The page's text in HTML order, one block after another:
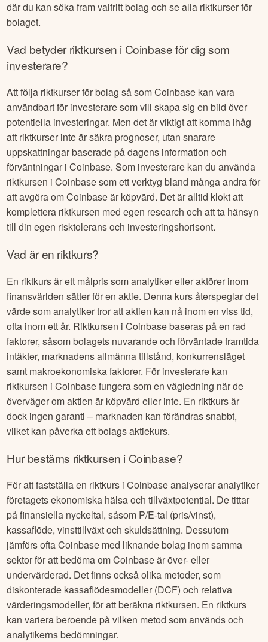
där du kan söka fram valfritt bolag och se alla riktkurser för
bolaget.
Vad betyder riktkursen i Coinbaseför dig som
investerare?
Att följa riktkurser för bolag så somCoinbase kan vara
användbart för investerare som vill skapa sig en bild över
potentiella investeringar. Men det är viktigt att komma ihåg
att riktkurser inte är säkra prognoser, utan snarare
uppskattningar baserade på dagens information och
förväntningar iCoinbase. Som investerare kan du använda
riktkursen iCoinbasesom ett verktyg bland många andra för
att avgöra omCoinbaseär köpvärd. Det är alltid klokt att
komplettera riktkursen med egen research och att ta hänsyn
till din egen risktolerans och investeringshorisont.
Vad är en riktkurs?
En riktkurs är ett målpris som analytiker eller aktörer inom
finansvärlden sätter för en aktie. Denna kurs återspeglar det
värde som analytiker tror att aktien kan nå inom en viss tid,
ofta inom ett år. Riktkursen iCoinbasebaseras på en rad
faktorer, såsom bolagets nuvarande och förväntade framtida
intäkter, marknadens allmänna tillstånd, konkurrensläget
samt makroekonomiska faktorer. För investerare kan
riktkursen iCoinbasefungera som en vägledning när de
överväger om aktien är köpvärd eller inte. En riktkurs är
dock ingen garanti – marknaden kan förändras snabbt,
vilket kan påverka ett bolags aktiekurs.
Hur bestäms riktkursen i Coinbase?
För att fastställa en riktkurs iCoinbaseanalyserar analytiker
företagets ekonomiska hälsa och tillväxtpotential. De tittar
på finansiella nyckeltal, såsom P/E-tal (pris/vinst),
kassaflöde, vinsttillväxt och skuldsättning. Dessutom
jämförs oftaCoinbase med liknande bolag inom samma
sektor för att bedöma omCoinbaseär över- eller
undervärderad. Det finns också olika metoder, som
diskonterade kassaflödesmodeller (DCF) och relativa
värderingsmodeller, för att beräkna riktkursen. En riktkurs
kan variera beroende på vilken metod som används och
analytikerns bedömningar.